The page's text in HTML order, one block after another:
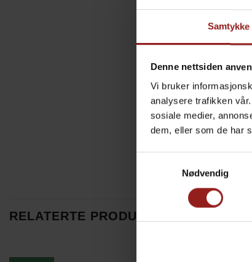
Samtykke
Denne nettsiden
Vi bruker
analysere trafikken
sosiale medier,
dem, eller som de har
Nødvendig
RELATERTE PRODUKTER